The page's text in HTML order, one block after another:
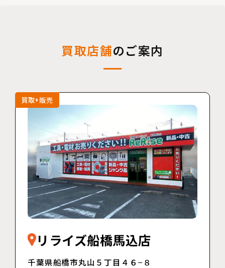
買取店舗のご案内
買取+販売
リライズ船橋馬込店
千葉県船橋市丸山５丁目４６−８